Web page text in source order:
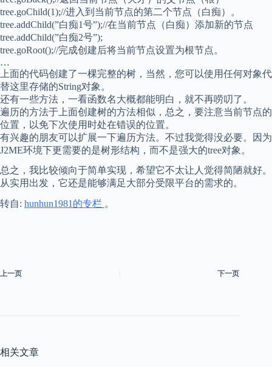
tree.goChild(1);//进入到当前节点的第二个节点（白痴）。
tree.addChild(”白痴1号”);//在当前节点（白痴）添加新的节点
tree.addChild(”白痴2号”);
tree.goRoot();//完成创建后将当前节点设置为根节点。
…
上面的代码创建了一棵完整的树，当然，您可以使用任何对象代
替这里存储的String对象。
还有一些方法，一看函数名大概都能明白，就不再唠叨了。
遍历的方法于上面创建树的方法相似，总之，要注意当前节点的
位置，以免下次使用时处在错误的位置。
有兴趣的朋友可以扩展一下遍历方法。不过我觉得没必要。因为
J2ME环境下更需要的是树形结构，而不是强大的tree对象。
总之，我比较倾向于简单实现，希望它不太让人觉得简陋就好。
从实用出发，它还是能够满足大部分受限平台的需求的。
转自: hunhun1981的专栏 。
上一页 下一页
相关文章